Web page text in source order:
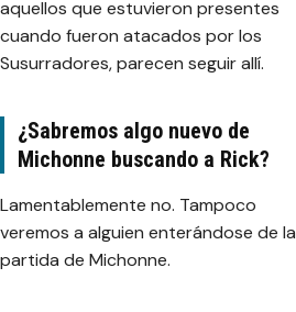
aquellos que estuvieron presentes
cuando fueron atacados por los
Susurradores, parecen seguir allí.
¿Sabremos algo nuevo de
Michonne buscando a Rick?
Lamentablemente no. Tampoco
veremos a alguien enterándose de la
partida de Michonne.